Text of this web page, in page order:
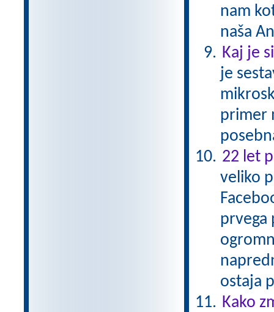
nam
naša
Kaj je
je
primer
22 let
veliko
prvega
ostaja
Kako